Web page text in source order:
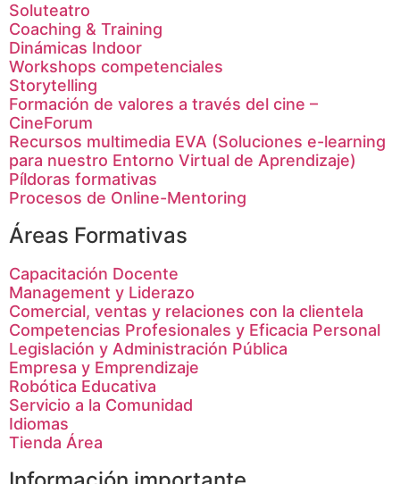
Soluteatro
Coaching & Training
Dinámicas Indoor
Workshops competenciales
Storytelling
Formación de valores a través del cine –
CineForum
Recursos multimedia EVA (Soluciones e-learning
para nuestro Entorno Virtual de Aprendizaje)
Píldoras formativas
Procesos de Online-Mentoring
Áreas Formativas
Capacitación Docente
Management y Liderazo
Comercial, ventas y relaciones con la clientela
Competencias Profesionales y Eficacia Personal
Legislación y Administración Pública
Empresa y Emprendizaje
Robótica Educativa
Servicio a la Comunidad
Idiomas
Tienda Área